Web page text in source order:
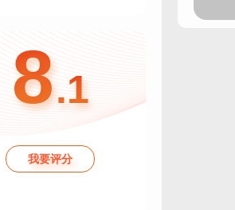
8.1
我要评分